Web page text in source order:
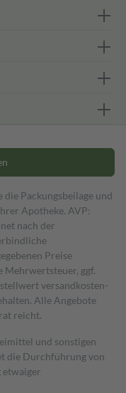
die Packungsbeilage und
Apotheke. AVP:
nach der
Preise
Mehrwertsteuer, ggf.
versand­kosten­
Alle Angebote
reicht.
und sonstigen
die Durchführung von
etwaiger